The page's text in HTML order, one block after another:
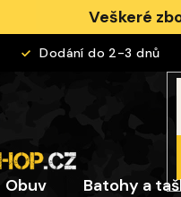
Veškeré
Dodání do 2-3 dnů
Obuv Batohy a